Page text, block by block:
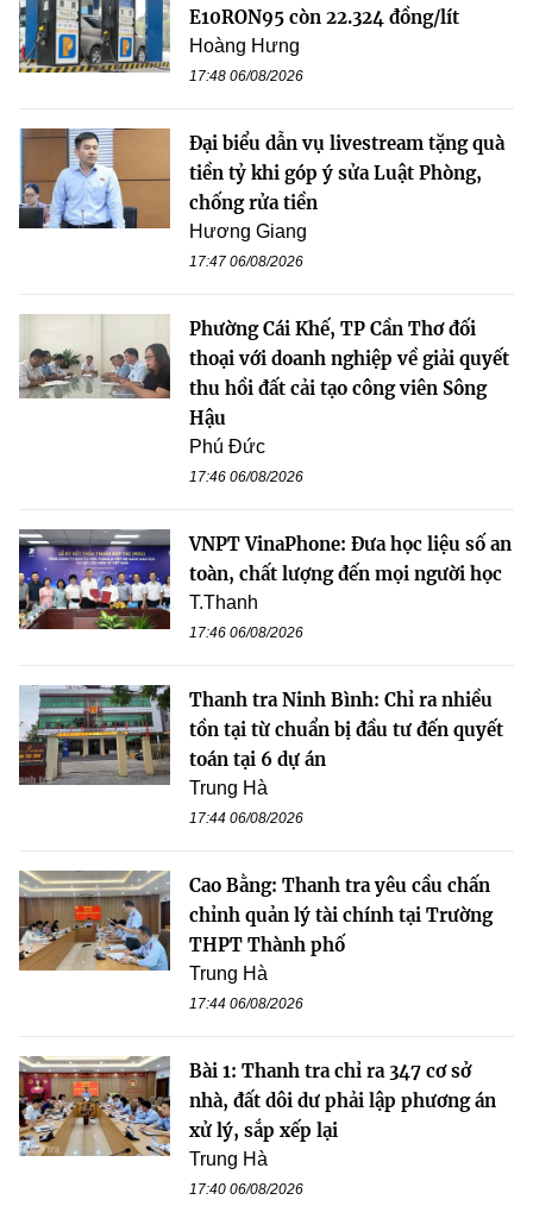
E10RON95 còn 22.324 đồng/lít
Hoàng Hưng
17:48 06/08/2026
Đại biểu dẫn vụ livestream tặng quà
tiền tỷ khi góp ý sửa Luật Phòng,
chống rửa tiền
Hương Giang
17:47 06/08/2026
Phường Cái Khế, TP Cần Thơ đối
thoại với doanh nghiệp về giải quyết
thu hồi đất cải tạo công viên Sông
Hậu
Phú Đức
17:46 06/08/2026
VNPT VinaPhone: Đưa học liệu số an
toàn, chất lượng đến mọi người học
T.Thanh
17:46 06/08/2026
Thanh tra Ninh Bình: Chỉ ra nhiều
tồn tại từ chuẩn bị đầu tư đến quyết
toán tại 6 dự án
Trung Hà
17:44 06/08/2026
Cao Bằng: Thanh tra yêu cầu chấn
chỉnh quản lý tài chính tại Trường
THPT Thành phố
Trung Hà
17:44 06/08/2026
Bài 1: Thanh tra chỉ ra 347 cơ sở
nhà, đất dôi dư phải lập phương án
xử lý, sắp xếp lại
Trung Hà
17:40 06/08/2026